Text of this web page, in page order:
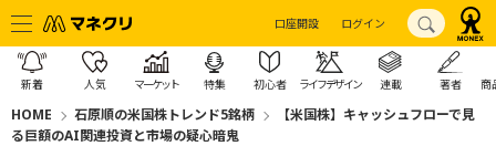
口座開設 ログイン
新着 人気 マーケット 特集 初心者 ライフデザイン 連載 著者 商
HOME 石原順の米国株トレンド5銘柄
【米国株】キャッシュフローで見
る巨額のAI関連投資と市場の疑心暗鬼